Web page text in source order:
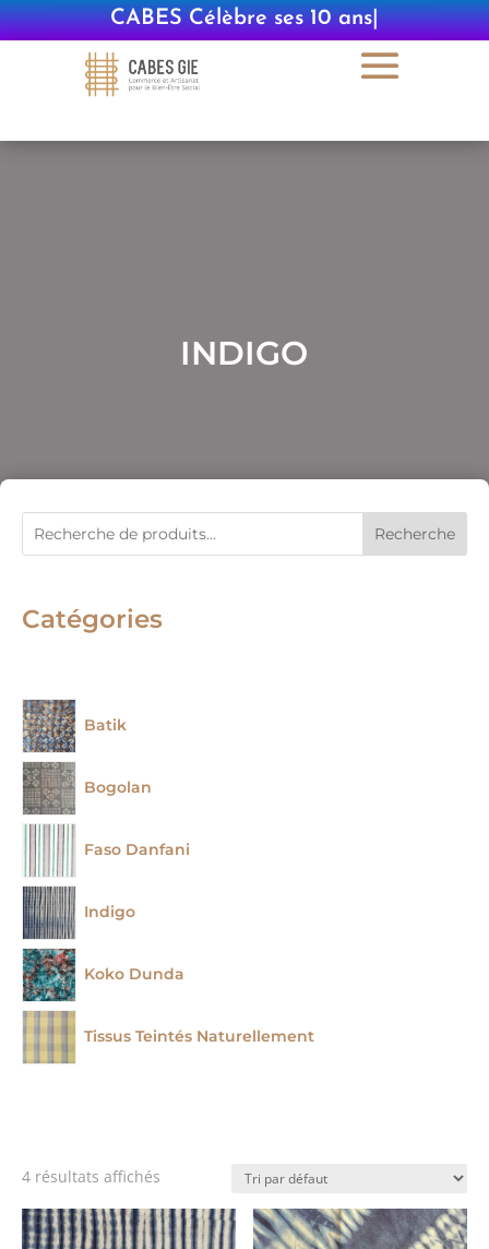
CABES Célèbre ses 10 ans|
INDIGO
Recherche
Catégories
Batik
Bogolan
Faso Danfani
Indigo
Koko Dunda
Tissus Teintés Naturellement
4 résultats affichés